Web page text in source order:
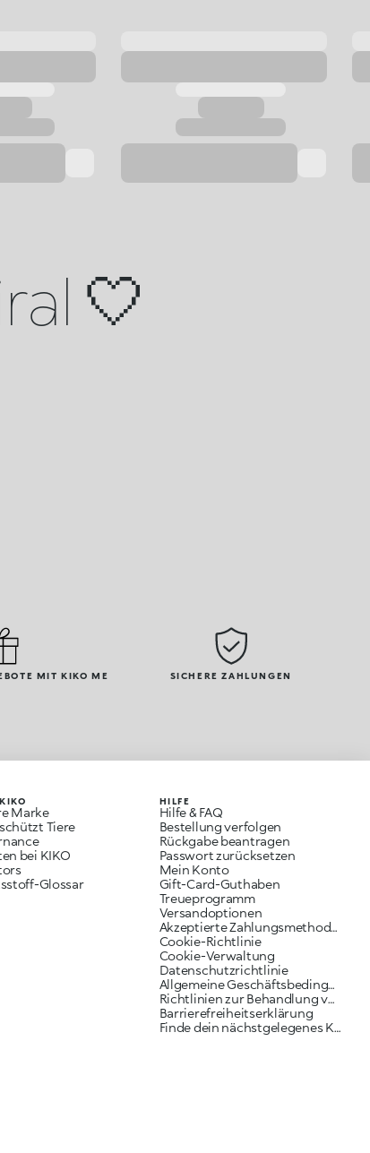
🤍
MIT KIKO ME SICHERE ZAHLUNGEN
Marke
Tiere
bei KIKO
Glossar
HILFE
Hilfe & FAQ
Bestellung verfolgen
Rückgabe beantragen
Passwort zurücksetzen
Mein Konto
Gift-Card-Guthaben
Treueprogramm
Versandoptionen
Akzeptierte Zahlungsmethoden
Cookie-Richtlinie
Cookie-Verwaltung
Datenschutzrichtlinie
Allgemeine Geschäftsbedingungen
Richtlinien zur Behandlung von Reklamationen
Barrierefreiheitserklärung
Finde dein nächstgelegenes KIKO Geschäft